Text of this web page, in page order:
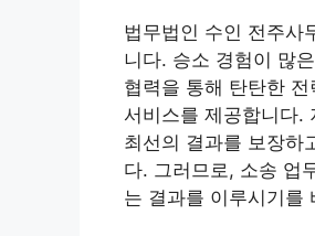
법무법인 수인 전주사
니다. 승소 경험이 많
협력을 통해 탄탄한
서비스를 제공합니다.
최선의 결과를 보장하
다. 그러므로, 소송 업
는 결과를 이루시기를